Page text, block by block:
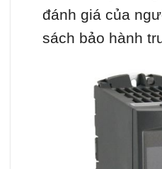
đánh giá của
sách bảo hành